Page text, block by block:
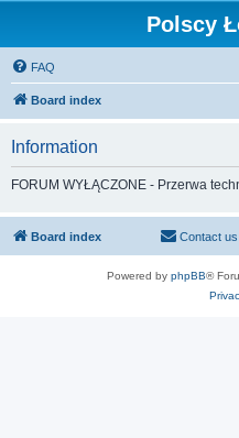
Polscy
FAQ
Board index
Information
FORUM WYŁĄCZONE - Przerwa
Board index Contact us
Powered by phpBB®